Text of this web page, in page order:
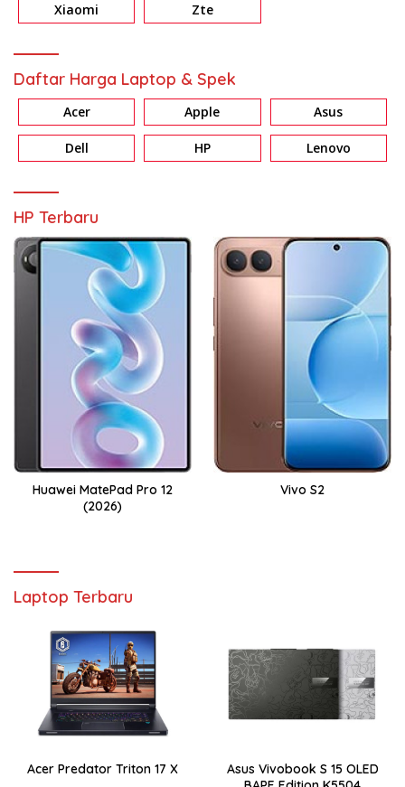
Xiaomi Zte
Daftar Harga Laptop & Spek
Acer Apple Asus
Dell HP Lenovo
HP Terbaru
Huawei MatePad Pro 12
(2026)
Vivo S2
Laptop Terbaru
Acer Predator Triton 17 X
Asus Vivobook S 15 OLED